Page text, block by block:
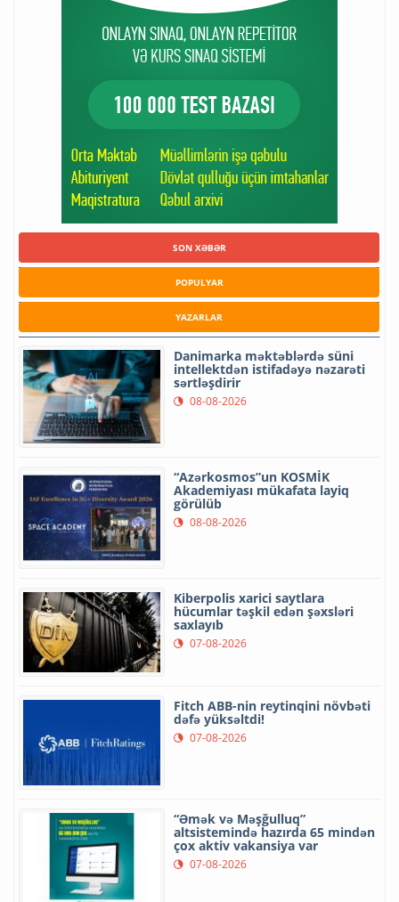
SON XƏBƏR
POPULYAR
YAZARLAR
Danimarka məktəblərdə süni
intellektdən istifadəyə nəzarəti
sərtləşdirir
08-08-2026
“Azərkosmos”un KOSMİK
Akademiyası mükafata layiq
görülüb
08-08-2026
Kiberpolis xarici saytlara
hücumlar təşkil edən şəxsləri
saxlayıb
07-08-2026
Fitch ABB-nin reytinqini növbəti
dəfə yüksəltdi!
07-08-2026
“Əmək və Məşğulluq”
altsistemində hazırda 65 mindən
çox aktiv vakansiya var
07-08-2026